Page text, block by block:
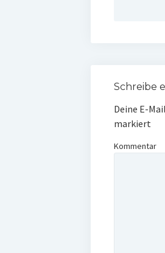
Schreibe
Deine E-
markiert
Kommentar